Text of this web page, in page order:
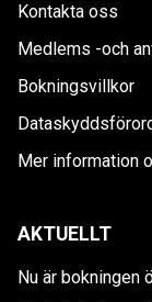
Kontakta oss
Medlems -och
Bokningsvillkor
Mer information
AKTUELLT
Nu är bokningen